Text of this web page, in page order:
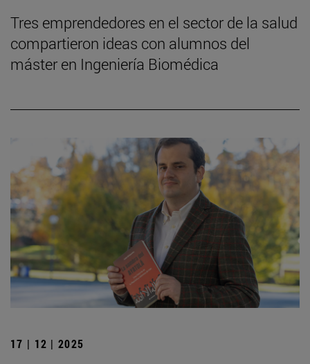
Tres emprendedores en el sector de la salud
compartieron ideas con alumnos del
máster en Ingeniería Biomédica
17 | 12 | 2025